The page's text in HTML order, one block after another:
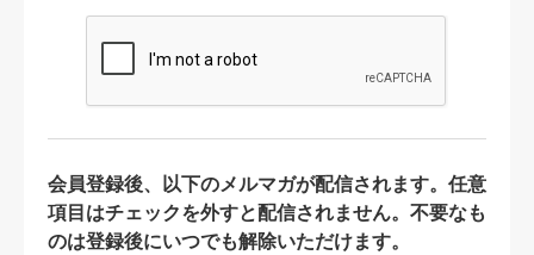
会員登録後、以下のメルマガが配信されます。任意
項目はチェックを外すと配信されません。不要なも
のは登録後にいつでも解除いただけます。